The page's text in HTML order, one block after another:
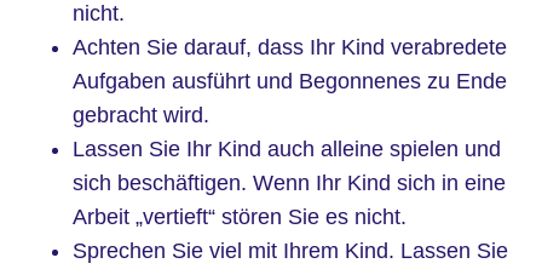
nicht.
Achten Sie darauf, dass Ihr Kind verabredete
Aufgaben ausführt und Begonnenes zu Ende
gebracht wird.
Lassen Sie Ihr Kind auch alleine spielen und
sich beschäftigen. Wenn Ihr Kind sich in eine
Arbeit „vertieft“ stören Sie es nicht.
Sprechen Sie viel mit Ihrem Kind. Lassen Sie